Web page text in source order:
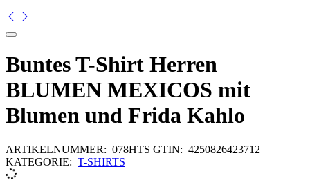
Buntes T-Shirt Herren
BLUMEN MEXICOS mit
Blumen und Frida Kahlo
ARTIKELNUMMER: 078HTS GTIN: 4250826423712
KATEGORIE: T-SHIRTS